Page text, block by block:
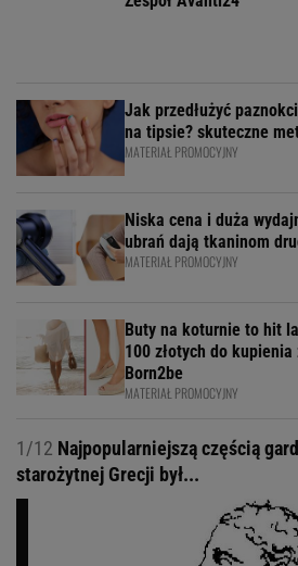
Jak przedłużyć
na tipsie? skuteczne
MATERIAŁ PROMOCYJNY
Niska cena i duża
ubrań dają tkaninom
MATERIAŁ PROMOCYJNY
Buty na koturnie to hit
100 złotych do
Born2be
MATERIAŁ PROMOCYJNY
1/12 Najpopularniejszą częścią
starożytnej Grecji był...